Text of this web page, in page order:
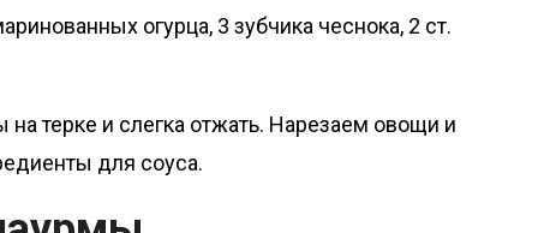
огурца, 3 зубчика чеснока, 2 ст.
терке и слегка отжать. Нарезаем овощи и
для соуса.